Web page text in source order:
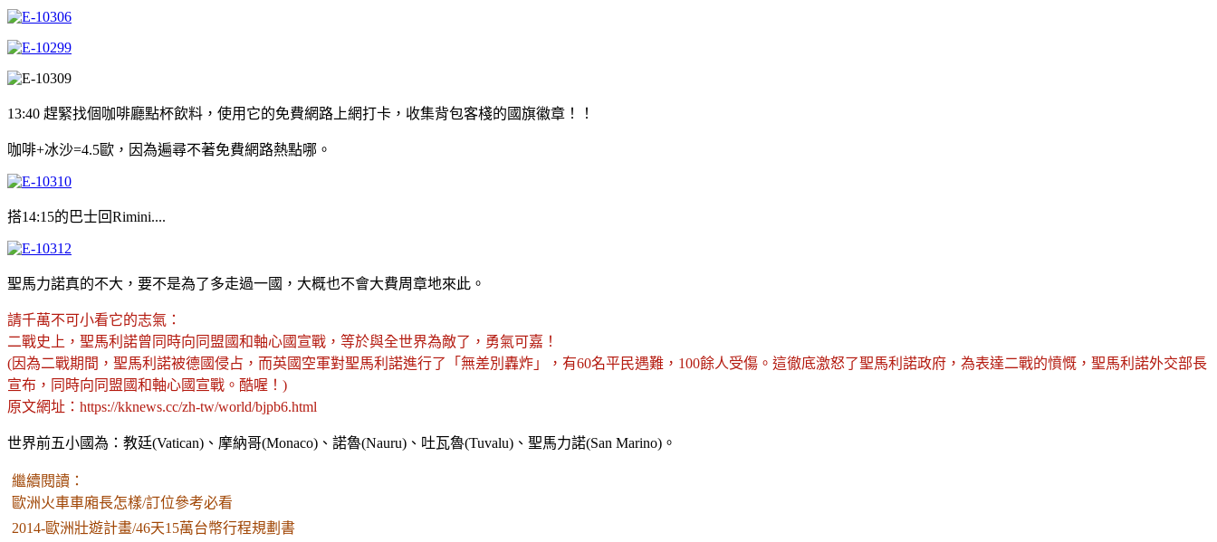
13:40 趕緊找個咖啡廳點杯飲料，使用它的免費網路上網打卡，收集背包客棧的國旗徽章！！
咖啡+冰沙=4.5歐，因為遍尋不著免費網路熱點哪。
搭14:15的巴士回Rimini....
聖馬力諾真的不大，要不是為了多走過一國，大概也不會大費周章地來此。
請千萬不可小看它的志氣：
二戰史上，聖馬利諾曾同時向同盟國和軸心國宣戰，等於與全世界為敵了，勇氣可嘉！
(因為二戰期間，聖馬利諾被德國侵占，而英國空軍對聖馬利諾進行了「無差別轟炸」，有60名平民遇難，100餘人受傷。這徹底激怒了聖馬利諾政府，為表達二戰的憤慨，聖馬利諾外交部長
宣布，同時向同盟國和軸心國宣戰。酷喔！)
原文網址：https://kknews.cc/zh-tw/world/bjpb6.html
世界前五小國為：教廷(Vatican)、摩納哥(Monaco)、諾魯(Nauru)、吐瓦魯(Tuvalu)、聖馬力諾(San Marino)。
繼續閱讀：
歐洲火車車廂長怎樣/訂位參考必看
2014-歐洲壯遊計畫/46天15萬台幣行程規劃書